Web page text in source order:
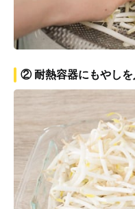
② 耐熱容器にもやしを